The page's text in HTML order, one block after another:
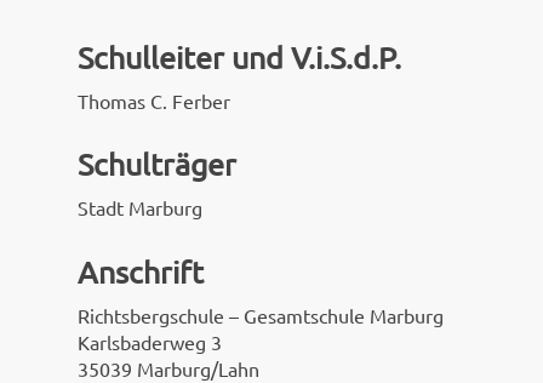
Schulleiter und V.i.S.d.P.
Thomas C. Ferber
Schulträger
Stadt Marburg
Anschrift
Richtsbergschule – Gesamtschule Marburg
Karlsbaderweg 3
35039 Marburg/Lahn